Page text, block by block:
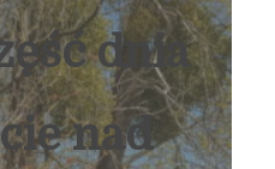
dnia
nad